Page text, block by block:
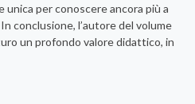
unica per conoscere ancora più a
conclusione, l’autore del volume
un profondo valore didattico, in